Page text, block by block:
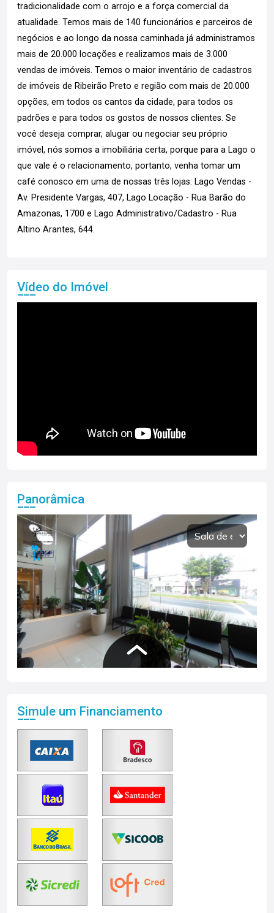
tradicionalidade com o arrojo e a força comercial da
atualidade. Temos mais de 140 funcionários e parceiros de
negócios e ao longo da nossa caminhada já administramos
mais de 20.000 locações e realizamos mais de 3.000
vendas de imóveis. Temos o maior inventário de cadastros
de imóveis de Ribeirão Preto e região com mais de 20.000
opções, em todos os cantos da cidade, para todos os
padrões e para todos os gostos de nossos clientes. Se
você deseja comprar, alugar ou negociar seu próprio
imóvel, nós somos a imobiliária certa, porque para a Lago o
que vale é o relacionamento, portanto, venha tomar um
café conosco em uma de nossas três lojas: Lago Vendas -
Av. Presidente Vargas, 407, Lago Locação - Rua Barão do
Amazonas, 1700 e Lago Administrativo/Cadastro - Rua
Altino Arantes, 644.
Vídeo do Imóvel
Panorâmica
Simule um Financiamento